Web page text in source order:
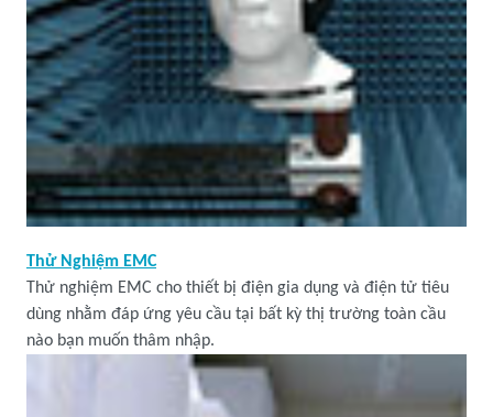
Thử Nghiệm EMC
Thử nghiệm EMC cho thiết bị điện gia dụng và điện tử tiêu
dùng nhằm đáp ứng yêu cầu tại bất kỳ thị trường toàn cầu
nào bạn muốn thâm nhập.